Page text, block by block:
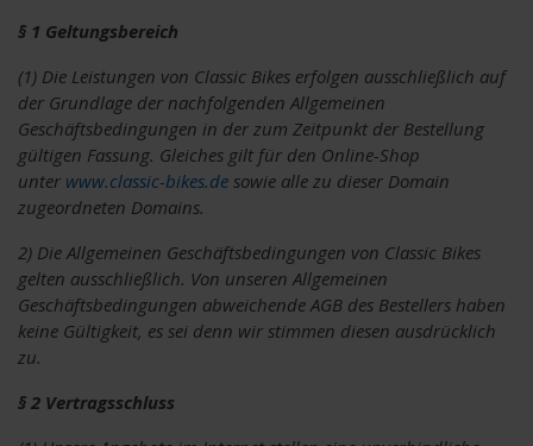
§ 1 Geltungsbereich
(1) Die Leistungen von Classic Bikes erfolgen ausschließlich auf
der Grundlage der nachfolgenden Allgemeinen
Geschäftsbedingungen in der zum Zeitpunkt der Bestellung
gültigen Fassung. Gleiches gilt für den Online-Shop
unter www.classic-bikes.de sowie alle zu dieser Domain
zugeordneten Domains.
2) Die Allgemeinen Geschäftsbedingungen von Classic Bikes
gelten ausschließlich. Von unseren Allgemeinen
Geschäftsbedingungen abweichende AGB des Bestellers haben
keine Gültigkeit, es sei denn wir stimmen diesen ausdrücklich
zu.
§ 2 Vertragsschluss